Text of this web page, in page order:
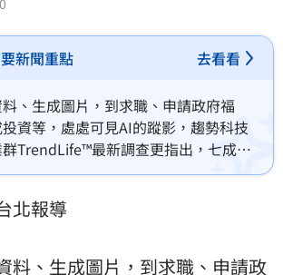
新聞重點 去看看
、生成圖片，到求職、申請政府福
資等，處處可見AI的蹤影，趨勢科技
TrendLife™最新調查更指出，七成以
大人生事件中使用AI工具協助處理，
位幫手。
北報導
料、生成圖片，到求職、申請政